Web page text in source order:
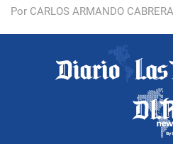
Por CARLOS ARMANDO CABRERA